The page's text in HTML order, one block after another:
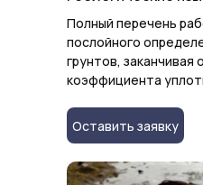
Оставить заявку
Полный перечень
послойного
грунтов,
коэффициента